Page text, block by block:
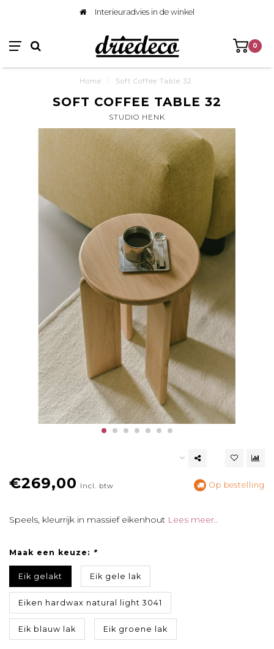
Interieuradvies in de winkel
0
Home Soft Coffee Table 32
SOFT COFFEE TABLE 32
STUDIO HENK
€269,00 Incl. btw Op bestelling
Speels, kleurrijk in massief eikenhout Lees meer..
Maak een keuze: *
Eik gelakt Eik gele lak
Eiken hardwax natural light 3041
Eik blauw lak Eik groene lak